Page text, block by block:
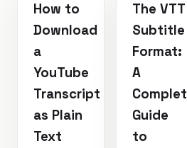
How to
Download
a
YouTube
Transcript
as Plain
Text
The VTT
Subtitle
Format:
A
Guide
to